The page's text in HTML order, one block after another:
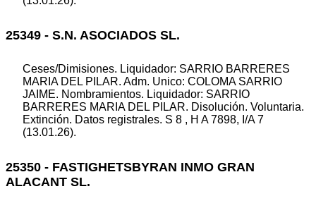
25349 - S.N. ASOCIADOS SL.
Ceses/Dimisiones. Liquidador: SARRIO BARRERES
MARIA DEL PILAR. Adm. Unico: COLOMA SARRIO
JAIME. Nombramientos. Liquidador: SARRIO
BARRERES MARIA DEL PILAR. Disolución. Voluntaria.
Extinción. Datos registrales. S 8 , H A 7898, I/A 7
(13.01.26).
25350 - FASTIGHETSBYRAN INMO GRAN
ALACANT SL.